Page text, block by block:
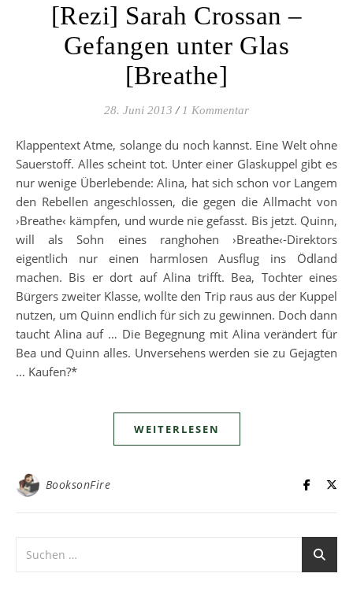
[Rezi] Sarah Crossan –
Gefangen unter Glas
[Breathe]
28. Juni 2013 / 1 Kommentar
Klappentext Atme, solange du noch kannst. Eine Welt ohne
Sauerstoff. Alles scheint tot. Unter einer Glaskuppel gibt es
nur wenige Überlebende: Alina, hat sich schon vor Langem
den Rebellen angeschlossen, die gegen die Allmacht von
›Breathe‹ kämpfen, und wurde nie gefasst. Bis jetzt. Quinn,
will als Sohn eines ranghohen ›Breathe‹-Direktors
eigentlich nur einen harmlosen Ausflug ins Ödland
machen. Bis er dort auf Alina trifft. Bea, Tochter eines
Bürgers zweiter Klasse, wollte den Trip raus aus der Kuppel
nutzen, um Quinn endlich für sich zu gewinnen. Doch dann
taucht Alina auf … Die Begegnung mit Alina verändert für
Bea und Quinn alles. Unversehens werden sie zu Gejagten
… Kaufen?*
WEITERLESEN
BooksonFire